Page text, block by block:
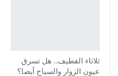
ثلاثاء القطيف.. هل تسرق
عيون الزوار والسياح أيضا؟